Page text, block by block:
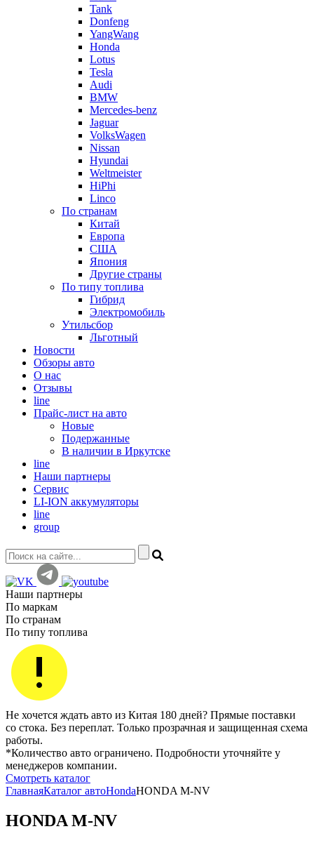
Tank
Donfeng
YangWang
Honda
Lotus
Tesla
Audi
BMW
Mercedes-benz
Jaguar
VolksWagen
Nissan
Hyundai
Weltmeister
HiPhi
Linco
По странам
Китай
Европа
США
Япония
Другие страны
По типу топлива
Гибрид
Электромобиль
Утильсбор
Льготный
Новости
Обзоры авто
О нас
Отзывы
line
Прайс-лист на авто
Новые
Подержанные
В наличии в Иркутске
line
Наши партнеры
Cервис
LI-ION аккумуляторы
line
group
Наши партнеры
По маркам
По странам
По типу топлива
Не хочется ждать авто из Китая 180 дней? Прямые поставки
со стока. Без переплат. Только прозрачная и защищенная схема
работы.
*Количество авто ограничено. Подробности уточняйте у
менеджеров компании.
Смотреть каталог
ГлавнаяКаталог автоHondaHONDA M-NV
HONDA M-NV